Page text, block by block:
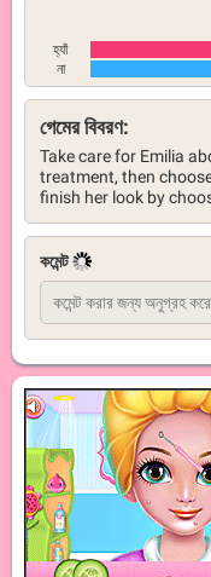
হ্যাঁ
না
গেমের বিবরণ:
Take care for Emilia
treatment, then
finish her look by
কমেন্ট